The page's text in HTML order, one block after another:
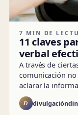
7 MIN DE
11 claves
verbal
A través de
comunicación
aclarar la
D